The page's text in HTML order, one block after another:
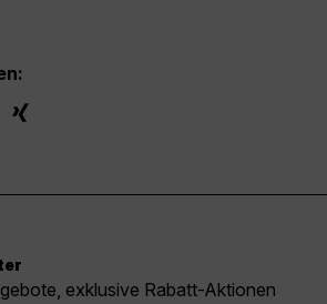
exklusive Rabatt-Aktionen